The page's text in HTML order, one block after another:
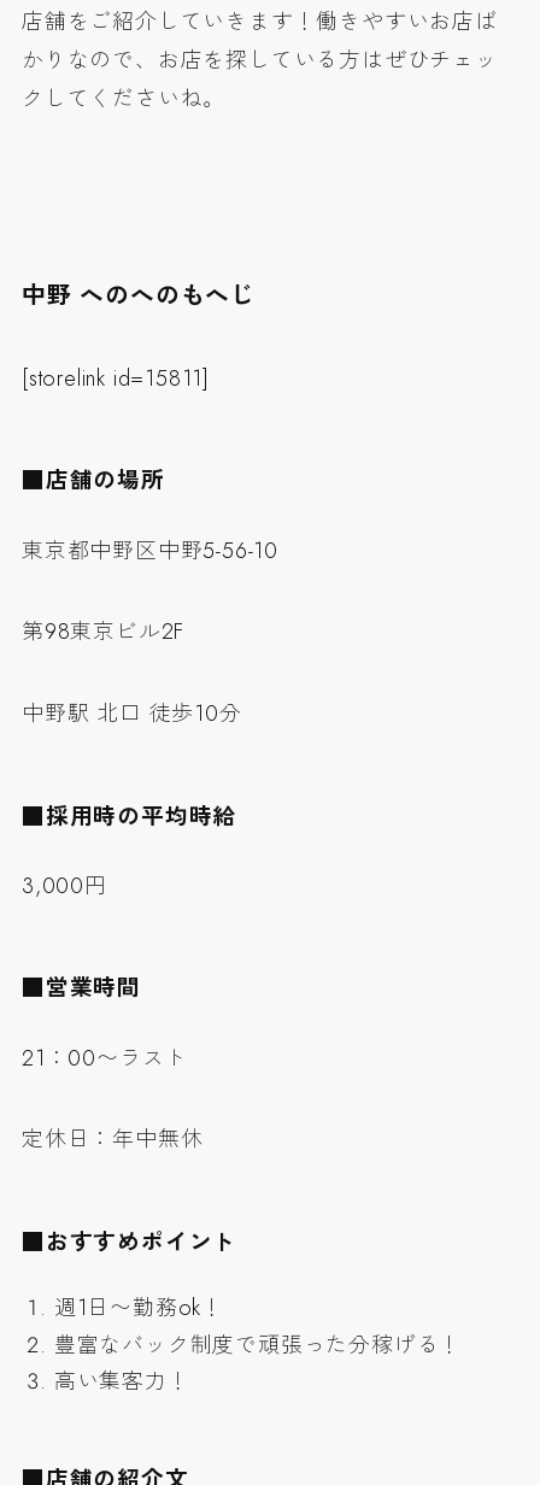
店舗をご紹介していきます！働きやすいお店ば
かりなので、お店を探している方はぜひチェッ
クしてくださいね。
中野 へのへのもへじ
[storelink id=15811]
■店舗の場所
東京都中野区中野5-56-10
第98東京ビル2F
中野駅 北口 徒歩10分
■採用時の平均時給
3,000円
■営業時間
21：00〜ラスト
定休日：年中無休
■おすすめポイント
週1日〜勤務ok！
豊富なバック制度で頑張った分稼げる！
高い集客力！